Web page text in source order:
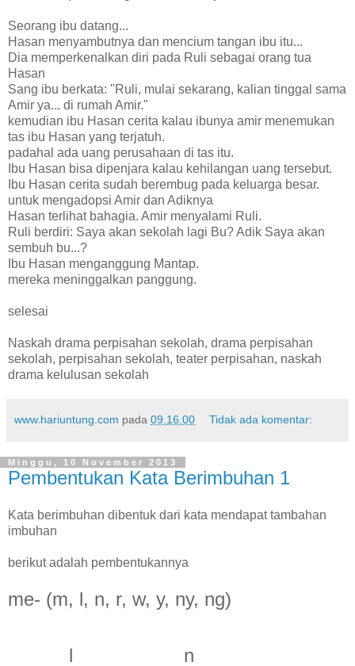
Seorang ibu datang...
Hasan menyambutnya dan mencium tangan ibu itu...
Dia memperkenalkan diri pada Ruli sebagai orang tua
Hasan
Sang ibu berkata: "Ruli, mulai sekarang, kalian tinggal sama
Amir ya... di rumah Amir."
kemudian ibu Hasan cerita kalau ibunya amir menemukan
tas ibu Hasan yang terjatuh.
padahal ada uang perusahaan di tas itu.
Ibu Hasan bisa dipenjara kalau kehilangan uang tersebut.
Ibu Hasan cerita sudah berembug pada keluarga besar.
untuk mengadopsi Amir dan Adiknya
Hasan terlihat bahagia. Amir menyalami Ruli.
Ruli berdiri: Saya akan sekolah lagi Bu? Adik Saya akan
sembuh bu...?
Ibu Hasan menganggung Mantap.
mereka meninggalkan panggung.
selesai
Naskah drama perpisahan sekolah, drama perpisahan
sekolah, perpisahan sekolah, teater perpisahan, naskah
drama kelulusan sekolah
www.hariuntung.com pada 09.16.00 Tidak ada komentar:
Minggu, 10 November 2013
Pembentukan Kata Berimbuhan 1
Kata berimbuhan dibentuk dari kata mendapat tambahan
imbuhan
berikut adalah pembentukannya
me- (m, l, n, r, w, y, ny, ng)
l n